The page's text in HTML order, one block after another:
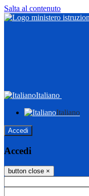
Salta al contenuto
Italiano
Italiano
Accedi
Accedi
button close ×